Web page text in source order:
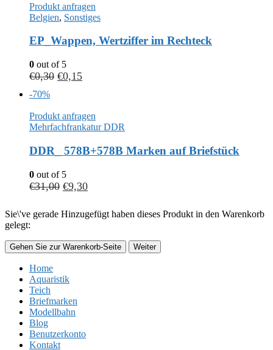
Produkt anfragen
Belgien, Sonstiges
EP_Wappen, Wertziffer im Rechteck
0 out of 5
€0,30 €0,15
-70%
Produkt anfragen
Mehrfachfrankatur DDR
DDR_ 578B+578B Marken auf Briefstück
0 out of 5
€31,00 €9,30
Sie\'ve gerade Hinzugefügt haben dieses Produkt in den Warenkorb
gelegt:
Gehen Sie zur Warenkorb-Seite Weiter
Home
Aquaristik
Teich
Briefmarken
Modellbahn
Blog
Benutzerkonto
Kontakt